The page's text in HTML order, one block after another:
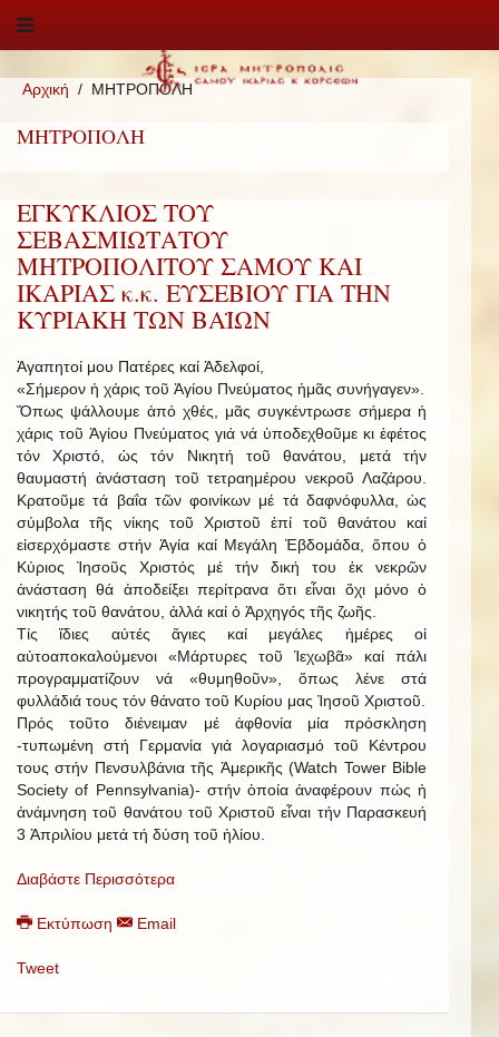
Αρχική ΜΗΤΡΟΠΟΛΗ
ΜΗΤΡΟΠΟΛΗ
ΕΓΚΥΚΛΙΟΣ ΤΟΥ
ΣΕΒΑΣΜΙΩΤΑΤΟΥ
ΜΗΤΡΟΠΟΛΙΤΟΥ ΣΑΜΟΥ ΚΑΙ
ΙΚΑΡΙΑΣ κ.κ. ΕΥΣΕΒΙΟΥ ΓΙΑ ΤΗΝ
ΚΥΡΙΑΚΗ ΤΩΝ ΒΑΪΩΝ
Ἀγαπητοί μου Πατέρες καί Ἀδελφοί,
«Σήμερον ἡ χάρις τοῦ Ἁγίου Πνεύματος ἡμᾶς συνήγαγεν».
Ὅπως ψάλλουμε ἀπό χθές, μᾶς συγκέντρωσε σήμερα ἡ
χάρις τοῦ Ἁγίου Πνεύματος γιά νά ὑποδεχθοῦμε κι ἐφέτος
τόν Χριστό, ὡς τόν Νικητή τοῦ θανάτου, μετά τήν
θαυμαστή ἀνάσταση τοῦ τετραημέρου νεκροῦ Λαζάρου.
Κρατοῦμε τά βαΐα τῶν φοινίκων μέ τά δαφνόφυλλα, ὡς
σύμβολα τῆς νίκης τοῦ Χριστοῦ ἐπί τοῦ θανάτου καί
εἰσερχόμαστε στήν Ἁγία καί Μεγάλη Ἑβδομάδα, ὅπου ὁ
Κύριος Ἰησοῦς Χριστός μέ τήν δική του ἐκ νεκρῶν
ἀνάσταση θά ἀποδείξει περίτρανα ὅτι εἶναι ὄχι μόνο ὁ
νικητής τοῦ θανάτου, ἀλλά καί ὁ Ἀρχηγός τῆς ζωῆς.
Τίς ἴδιες αὐτές ἅγιες καί μεγάλες ἡμέρες οἱ
αὐτοαποκαλούμενοι «Μάρτυρες τοῦ Ἱεχωβᾶ» καί πάλι
προγραμματίζουν νά «θυμηθοῦν», ὅπως λένε στά
φυλλάδιά τους τόν θάνατο τοῦ Κυρίου μας Ἰησοῦ Χριστοῦ.
Πρός τοῦτο διένειμαν μέ ἀφθονία μία πρόσκληση
-τυπωμένη στή Γερμανία γιά λογαριασμό τοῦ Κέντρου
τους στήν Πενσυλβάνια τῆς Ἀμερικῆς (Watch Tower Bible
Society of Pennsylvania)- στήν ὁποία ἀναφέρουν πώς ἡ
ἀνάμνηση τοῦ θανάτου τοῦ Χριστοῦ εἶναι τήν Παρασκευή
3 Ἀπριλίου μετά τή δύση τοῦ ἡλίου.
Διαβάστε Περισσότερα
Εκτύπωση Email
Tweet